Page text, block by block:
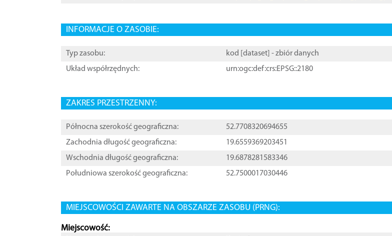
INFORMACJE O ZASOBIE:
Typ zasobu: kod [ dataset ] - zbiór danych
Układ współrzędnych:
urn:ogc:def:crs:EPSG::2180
ZAKRES PRZESTRZENNY:
Północna szerokość geograficzna:
52.7708320694655
Zachodnia długość geograficzna:
19.6559369203451
Wschodnia długość geograficzna:
19.6878281583346
Południowa szerokość geograficzna:
52.7500017030446
MIEJSCOWOŚCI ZAWARTE NA OBSZARZE ZASOBU (PRNG):
Miejscowość: